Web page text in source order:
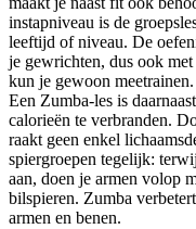
instapniveau is de
leeftijd of niveau. De
je gewrichten, dus ook
kun je gewoon meetrainen.
Een Zumba-les is
calorieën te verbranden.
raakt geen enkel
spiergroepen tegelijk:
aan, doen je armen volop
bilspieren. Zumba
armen en benen.